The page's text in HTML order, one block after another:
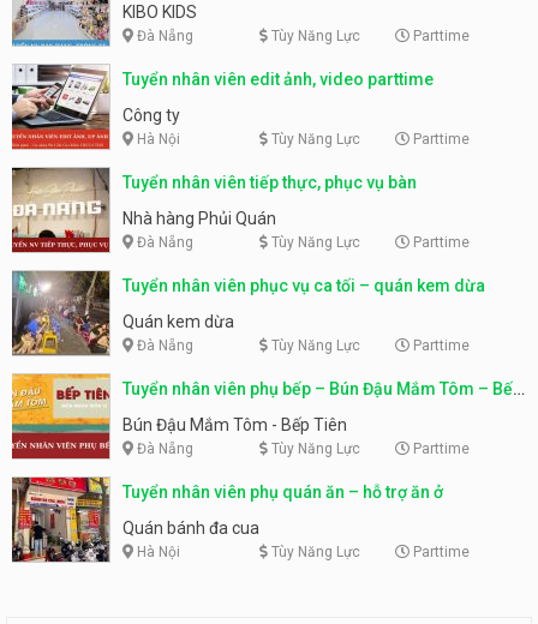
KIBO KIDS
Đà Nẵng Tùy Năng Lực Parttime
Tuyển nhân viên edit ảnh, video parttime
Công ty
Hà Nội Tùy Năng Lực Parttime
Tuyển nhân viên tiếp thực, phục vụ bàn
Nhà hàng Phủi Quán
Đà Nẵng Tùy Năng Lực Parttime
Tuyển nhân viên phục vụ ca tối – quán kem dừa
Quán kem dừa
Đà Nẵng Tùy Năng Lực Parttime
Tuyển nhân viên phụ bếp – Bún Đậu Mắm Tôm – Bếp
Tiên
Bún Đậu Mắm Tôm - Bếp Tiên
Đà Nẵng Tùy Năng Lực Parttime
Tuyển nhân viên phụ quán ăn – hỗ trợ ăn ở
Quán bánh đa cua
Hà Nội Tùy Năng Lực Parttime